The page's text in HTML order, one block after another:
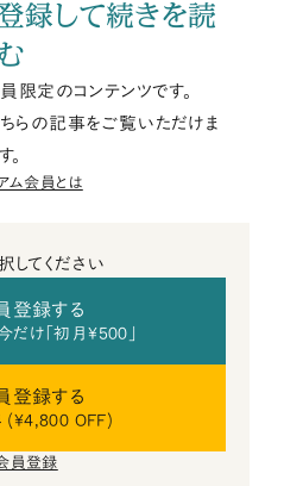
録して続きを読
限定のコンテンツです。
ちらの記事をご覧いただけま
す。
ム会員とは
してください
登録する
け「初月¥500」
登録する
OFF)
員登録